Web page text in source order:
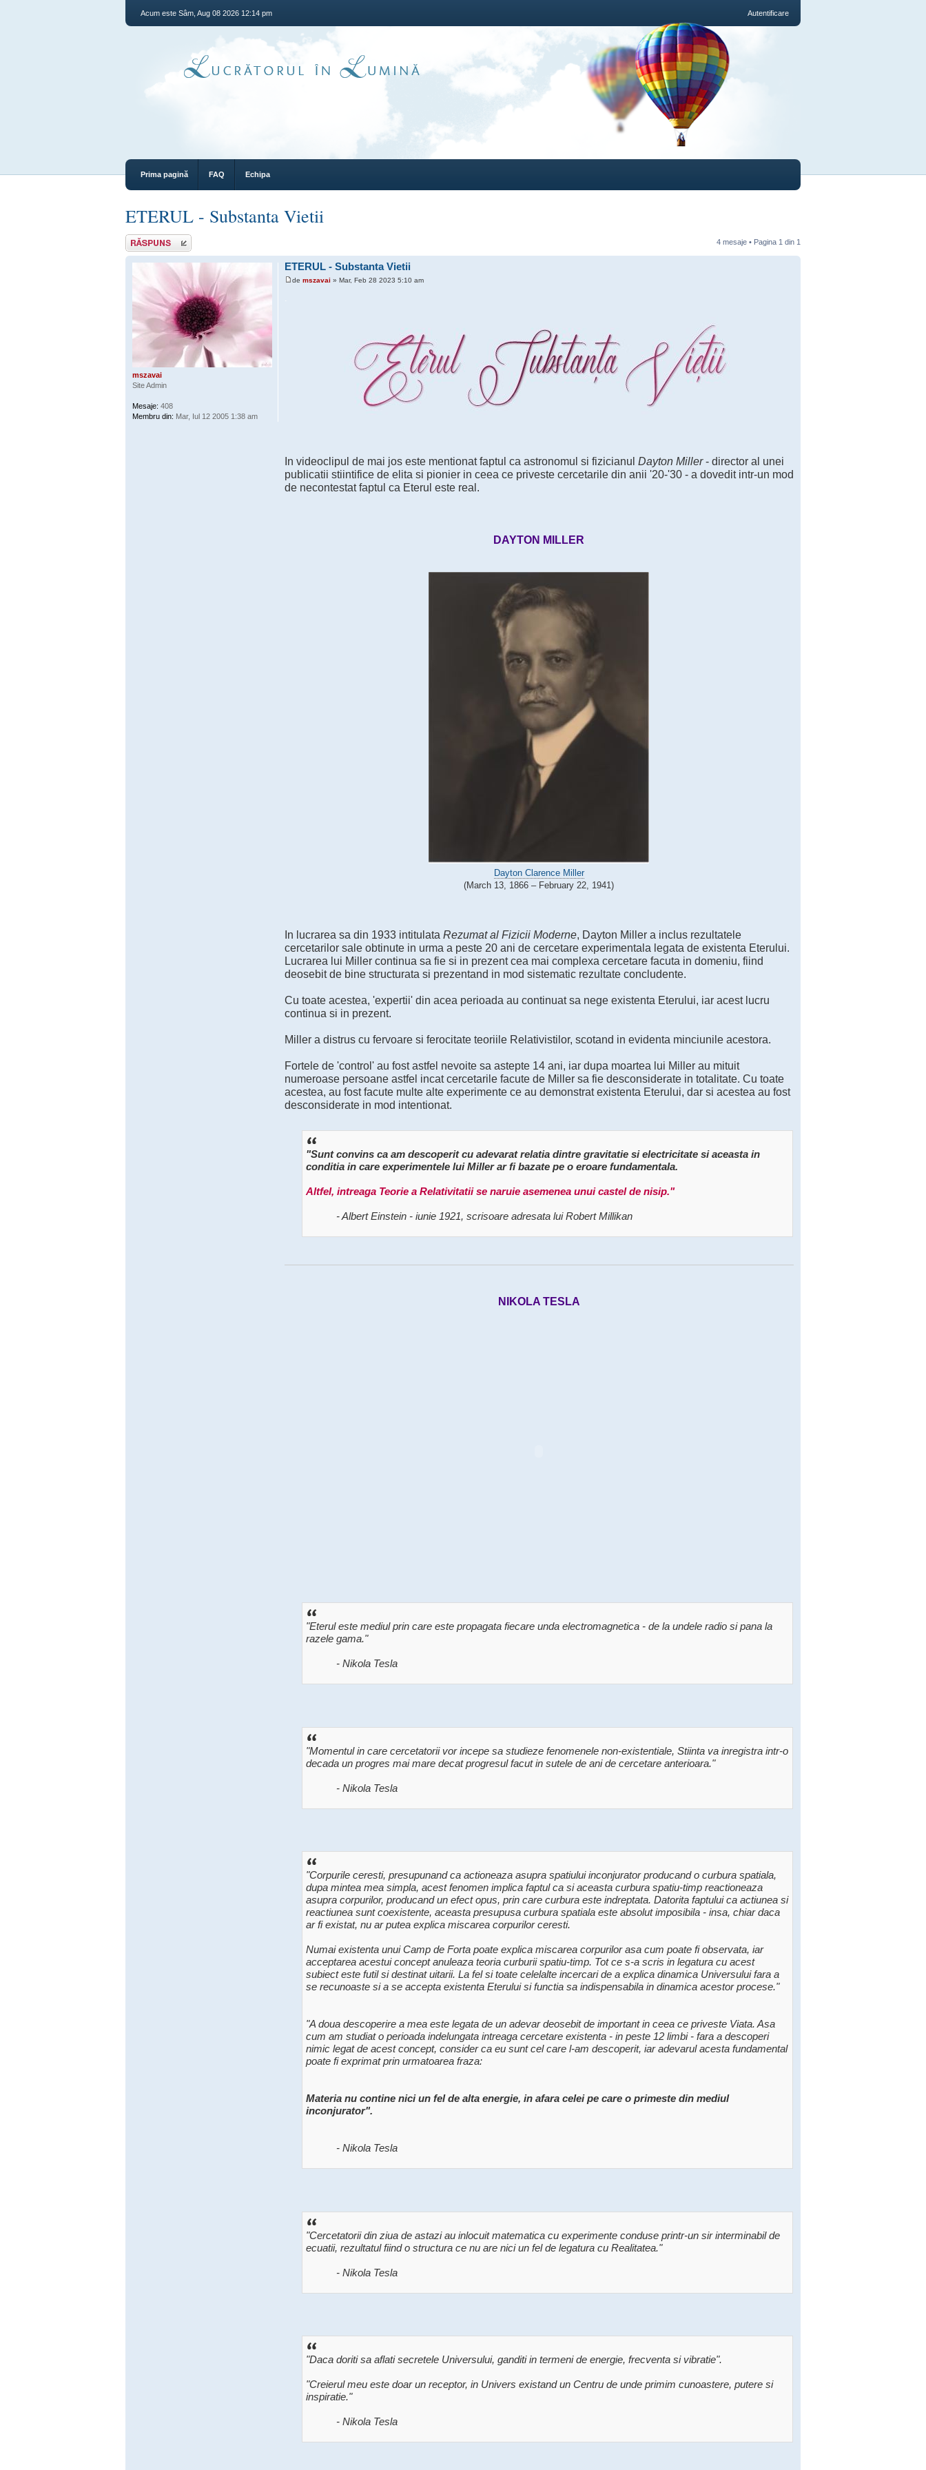
Acum este Sâm, Aug 08 2026 12:14 pm Autentificare
Prima pagină FAQ Echipa
ETERUL - Substanta Vietii
Răspunde 4 mesaje • Pagina 1 din 1
ETERUL - Substanta Vietii
de mszavai » Mar, Feb 28 2023 5:10 am
In videoclipul de mai jos este mentionat faptul ca astronomul si fizicianul Dayton Miller- director al unei
publicatii stiintifice de elita si pionier in ceea ce priveste cercetarile din anii '20-'30 - a dovedit intr-un mod
de necontestat faptul ca Eterul este real.
DAYTON MILLER
Dayton Clarence Miller
(March 13, 1866 – February 22, 1941)
In lucrarea sa din 1933 intitulata Rezumat al Fizicii Moderne, Dayton Miller a inclus rezultatele
cercetarilor sale obtinute in urma a peste 20 ani de cercetare experimentala legata de existenta Eterului.
Lucrarea lui Miller continua sa fie si in prezent cea mai complexa cercetare facuta in domeniu, fiind
deosebit de bine structurata si prezentand in mod sistematic rezultate concludente.
Cu toate acestea, 'expertii' din acea perioada au continuat sa nege existenta Eterului, iar acest lucru
continua si in prezent.
Miller a distrus cu fervoare si ferocitate teoriile Relativistilor, scotand in evidenta minciunile acestora.
Fortele de 'control' au fost astfel nevoite sa astepte 14 ani, iar dupa moartea lui Miller au mituit
numeroase persoane astfel incat cercetarile facute de Miller sa fie desconsiderate in totalitate. Cu toate
acestea, au fost facute multe alte experimente ce au demonstrat existenta Eterului, dar si acestea au fost
desconsiderate in mod intentionat.
"Sunt convins ca am descoperit cu adevarat relatia dintre gravitatie si electricitate si aceasta in
conditia in care experimentele lui Miller ar fi bazate pe o eroare fundamentala.
Altfel, intreaga Teorie a Relativitatii se naruie asemenea unui castel de nisip."
- Albert Einstein - iunie 1921, scrisoare adresata lui Robert Millikan
NIKOLA TESLA
"Eterul este mediul prin care este propagata fiecare unda electromagnetica - de la undele radio si pana la
razele gama."
- Nikola Tesla
"Momentul in care cercetatorii vor incepe sa studieze fenomenele non-existentiale, Stiinta va inregistra intr-o
decada un progres mai mare decat progresul facut in sutele de ani de cercetare anterioara."
- Nikola Tesla
"Corpurile ceresti, presupunand ca actioneaza asupra spatiului inconjurator producand o curbura spatiala,
dupa mintea mea simpla, acest fenomen implica faptul ca si aceasta curbura spatiu-timp reactioneaza
asupra corpurilor, producand un efect opus, prin care curbura este indreptata. Datorita faptului ca actiunea si
reactiunea sunt coexistente, aceasta presupusa curbura spatiala este absolut imposibila - insa, chiar daca
ar fi existat, nu ar putea explica miscarea corpurilor ceresti.
Numai existenta unui Camp de Forta poate explica miscarea corpurilor asa cum poate fi observata, iar
acceptarea acestui concept anuleaza teoria curburii spatiu-timp. Tot ce s-a scris in legatura cu acest
subiect este futil si destinat uitarii. La fel si toate celelalte incercari de a explica dinamica Universului fara a
se recunoaste si a se accepta existenta Eterului si functia sa indispensabila in dinamica acestor procese."
"A doua descoperire a mea este legata de un adevar deosebit de important in ceea ce priveste Viata. Asa
cum am studiat o perioada indelungata intreaga cercetare existenta - in peste 12 limbi - fara a descoperi
nimic legat de acest concept, consider ca eu sunt cel care l-am descoperit, iar adevarul acesta fundamental
poate fi exprimat prin urmatoarea fraza:
Materia nu contine nici un fel de alta energie, in afara celei pe care o primeste din mediul
inconjurator".
- Nikola Tesla
"Cercetatorii din ziua de astazi au inlocuit matematica cu experimente conduse printr-un sir interminabil de
ecuatii, rezultatul fiind o structura ce nu are nici un fel de legatura cu Realitatea."
- Nikola Tesla
"Daca doriti sa aflati secretele Universului, ganditi in termeni de energie, frecventa si vibratie".
"Creierul meu este doar un receptor, in Univers existand un Centru de unde primim cunoastere, putere si
inspiratie."
- Nikola Tesla
mszavai
Site Admin
Mesaje: 408
Membru din: Mar, Iul 12 2005 1:38 am